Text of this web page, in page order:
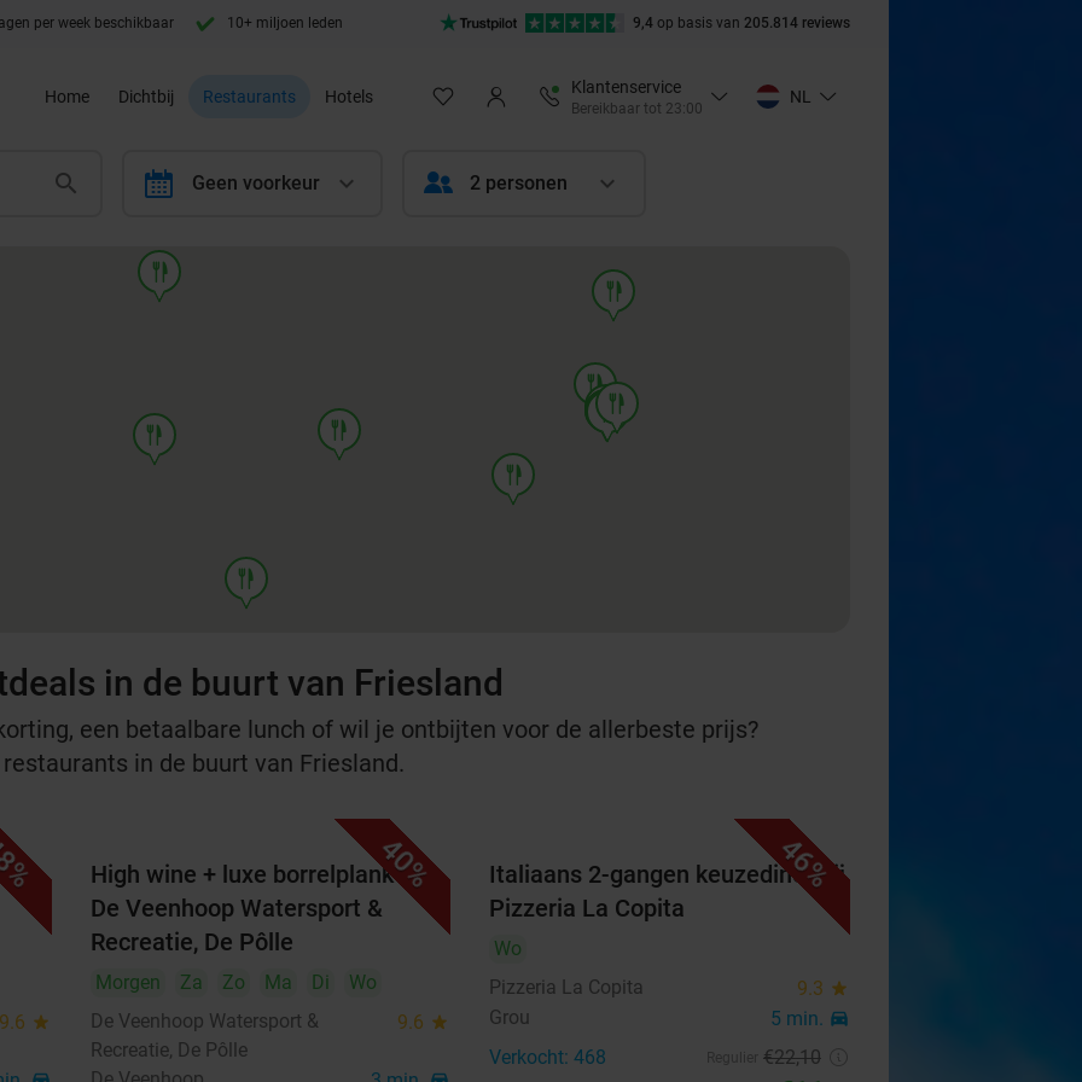
per week beschikbaar 10+ miljoen leden 9,4 op basis van 205.814 reviews
Home Dichtbij Restaurants Hotels
Klantenservice
Bereikbaar tot 23:00
NL
calendar Geen voorkeur 2 personen
food
food
food
food
food
food
food
food
food
food
food
food
in de buurt van Friesland
een betaalbare lunch of wil je ontbijten voor de allerbeste prijs?
in de buurt van Friesland.
9.6 star
40%
High wine + luxe borrelplank bij
De Veenhoop Watersport &
Recreatie, De Pôlle
Morgen Za Zo Ma Di
Wo
De Veenhoop Watersport &
Recreatie, De Pôlle
9.6 star
46%
Italiaans 2-gangen keuzediner bij
Pizzeria La Copita
Wo
Pizzeria La Copita
9.3 star
Grou 5 min. directions_car
Verkocht: 468 €22,10